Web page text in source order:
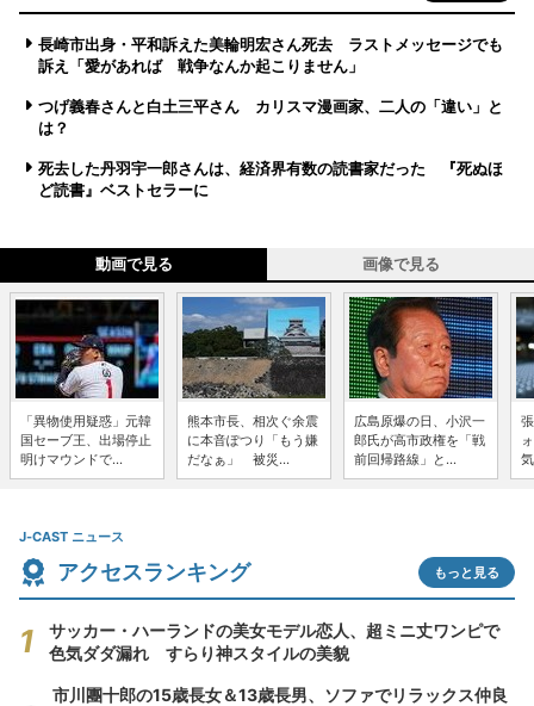
長崎市出身・平和訴えた美輪明宏さん死去 ラストメッセージでも
訴え「愛があれば 戦争なんか起こりません」
つげ義春さんと白土三平さん カリスマ漫画家、二人の「違い」と
は？
死去した丹羽宇一郎さんは、経済界有数の読書家だった 『死ぬほ
ど読書』ベストセラーに
動画で見る 画像で見る
「異物使用疑惑」元韓
国セーブ王、出場停止
明けマウンドで...
熊本市長、相次ぐ余震
に本音ぽつり「もう嫌
だなぁ」 被災...
広島原爆の日、小沢一
郎氏が高市政権を「戦
前回帰路線」と...
J-CAST ニュース
アクセスランキング もっと見る
サッカー・ハーランドの美女モデル恋人、超ミニ丈ワンピで
色気ダダ漏れ すらり神スタイルの美貌
市川團十郎の15歳長女＆13歳長男、ソファでリラックス仲良